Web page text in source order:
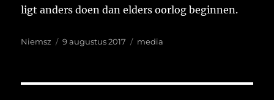
ligt anders doen dan elders oorlog beginnen.
Auteur
Niemsz
Geplaatst
9 augustus 2017 Tags
media